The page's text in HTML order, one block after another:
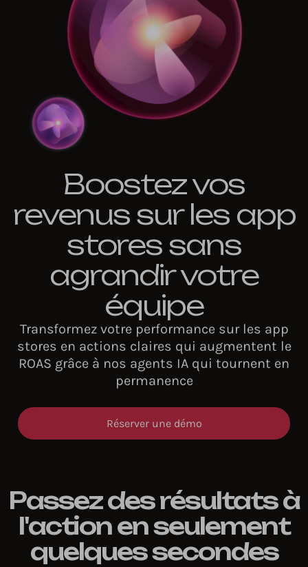
Boostez vos
revenus sur les app
stores sans
agrandir votre
équipe
Transformez votre performance sur les app
stores en actions claires qui augmentent le
ROAS grâce à nos agents IA qui tournent en
permanence
Réserver une démo
Passez des résultats à
l'action en seulement
quelques secondes